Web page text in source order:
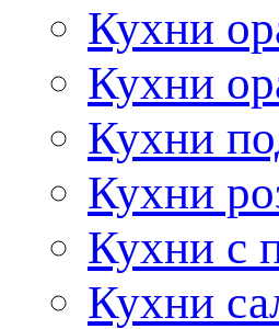
Кухни
Кухни
Кухни
Кухни
Кухни с
Кухни